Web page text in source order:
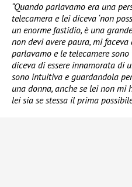
“Quando parlavamo era una
telecamera e lei diceva ‘non
un enorme fastidio, è una
non devi avere paura, mi
parlavamo e le telecamere
diceva di essere innamorata di
sono intuitiva e guardandola
una donna, anche se lei non mi
lei sia se stessa il prima